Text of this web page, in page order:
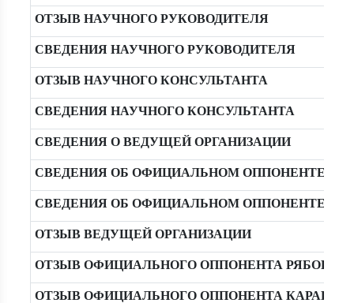
ОТЗЫВ НАУЧНОГО РУКОВОДИТЕЛЯ
СВЕДЕНИЯ НАУЧНОГО РУКОВОДИТЕЛЯ
ОТЗЫВ НАУЧНОГО КОНСУЛЬТАНТА
СВЕДЕНИЯ НАУЧНОГО КОНСУЛЬТАНТА
СВЕДЕНИЯ О ВЕДУЩЕЙ ОРГАНИЗАЦИИ
СВЕДЕНИЯ ОБ ОФИЦИАЛЬНОМ ОППОНЕНТЕ
СВЕДЕНИЯ ОБ ОФИЦИАЛЬНОМ ОППОНЕНТЕ
ОТЗЫВ ВЕДУЩЕЙ ОРГАНИЗАЦИИ
ОТЗЫВ ОФИЦИАЛЬНОГО ОППОНЕНТА РЯБОВ
ОТЗЫВ ОФИЦИАЛЬНОГО ОППОНЕНТА КАРАЕВ